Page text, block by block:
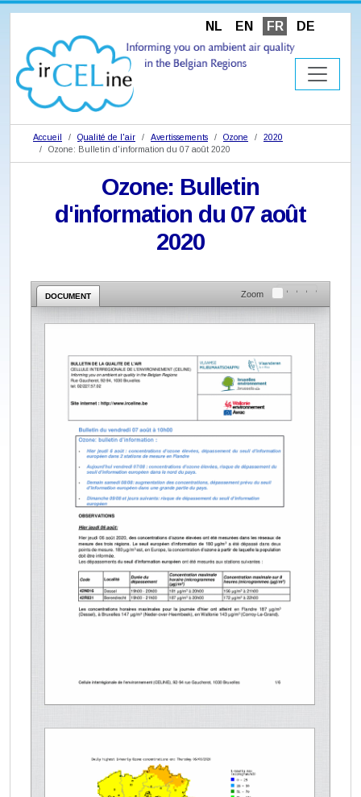
NL EN FR DE
Accueil Qualité de l'air Avertissements Ozone
2020
Ozone: Bulletin d'information du 07 août 2020
Ozone: Bulletin
d'information du 07 août
2020
DOCUMENT Zoom